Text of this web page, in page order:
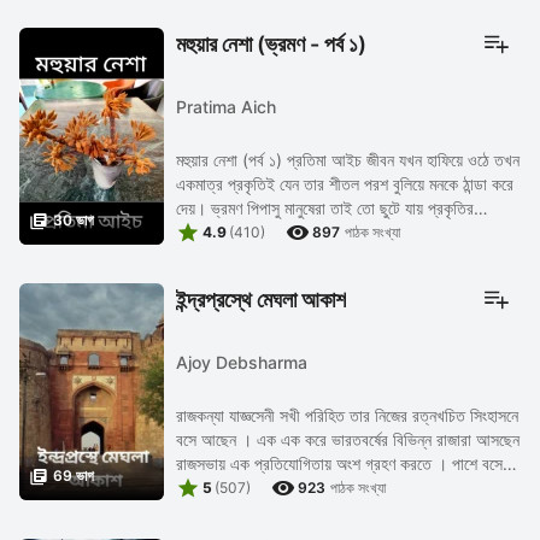
 30 ভাগ
মহুয়ার নেশা (ভ্রমণ - পর্ব ১)
Pratima Aich
মহুয়ার নেশা (পর্ব ১) প্রতিমা আইচ জীবন যখন হাফিয়ে ওঠে তখন
একমাত্র প্রকৃতিই যেন তার শীতল পরশ বুলিয়ে মনকে ঠান্ডা করে
দেয়। ভ্রমণ পিপাসু মানুষেরা তাই তো ছুটে যায় প্রকৃতির
সান্নিধ্যে, নিজেকে আবার ...
 4.9 (410)  897 পাঠক সংখ্যা
 69 ভাগ
ইন্দ্রপ্রস্থে মেঘলা আকাশ
Ajoy Debsharma
রাজকন্যা যাজ্ঞসেনী সখী পরিহিত তার নিজের রত্নখচিত সিংহাসনে
বসে আছেন । এক এক করে ভারতবর্ষের বিভিন্ন রাজারা আসছেন
রাজসভায় এক প্রতিযোগিতায় অংশ গ্রহণ করতে । পাশে বসে
আছে রাজা যজ্ঞসেন।তিনি উঠে ...
 5 (507)  923 পাঠক সংখ্যা